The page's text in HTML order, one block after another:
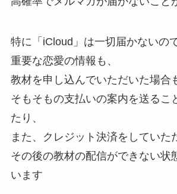
特に「iCloud」は一切届かないの
重要な恋愛の情報も、
教材を申し込んでいただいた場合
そもそもの支払いの案内を送るこ
たり、
また、クレジット決済をしていた
その後の教材の配信ができない状
います